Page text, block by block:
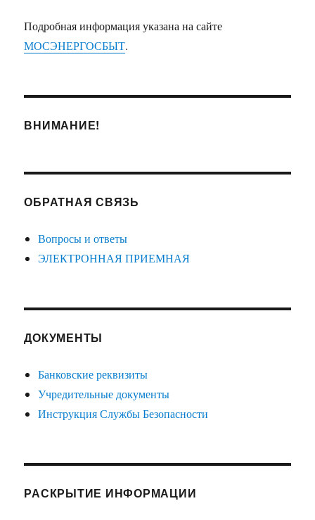
Подробная информация указана на сайте
МОСЭНЕРГОСБЫТ.
ВНИМАНИЕ!
ОБРАТНАЯ СВЯЗЬ
Вопросы и ответы
ЭЛЕКТРОННАЯ ПРИЕМНАЯ
ДОКУМЕНТЫ
Банковские реквизиты
Учредительные документы
Инструкция Службы Безопасности
РАСКРЫТИЕ ИНФОРМАЦИИ